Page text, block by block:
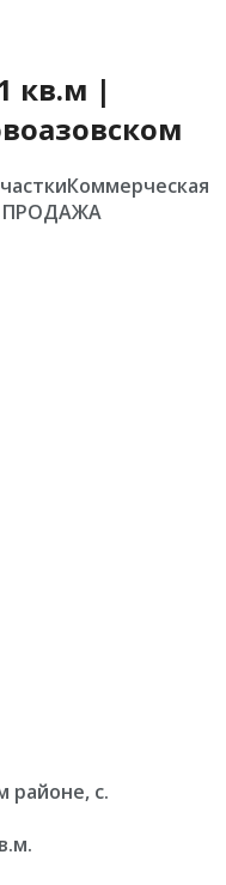
кв.м |
ПРОДАЖА
районе, с.